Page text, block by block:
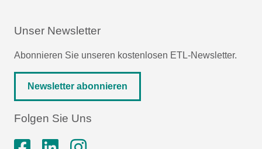
Unser Newsletter
Abonnieren Sie unseren kostenlosen ETL-Newsletter.
Newsletter abonnieren
Folgen Sie Uns